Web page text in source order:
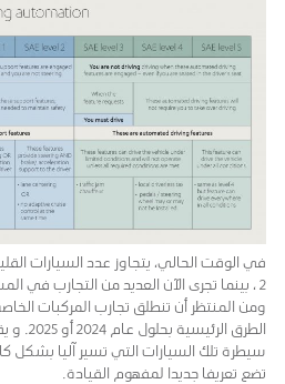
في الوقت الحالي، يتجاوز عدد السيارات
الطرق
سيطرة تلك السيارات التي تسير آليا بشكل
تضع تعريفا جديدا لمفهوم القيادة.